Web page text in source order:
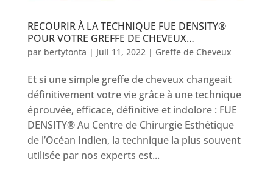
RECOURIR À LA TECHNIQUE FUE DENSITY®
POUR VOTRE GREFFE DE CHEVEUX…
par bertytonta | Juil 11, 2022| Greffe de Cheveux
Et si une simple greffe de cheveux changeait
définitivement votre vie grâce à une technique
éprouvée, efficace, définitive et indolore : FUE
DENSITY® Au Centre de Chirurgie Esthétique
de l’Océan Indien, la technique la plus souvent
utilisée par nos experts est...